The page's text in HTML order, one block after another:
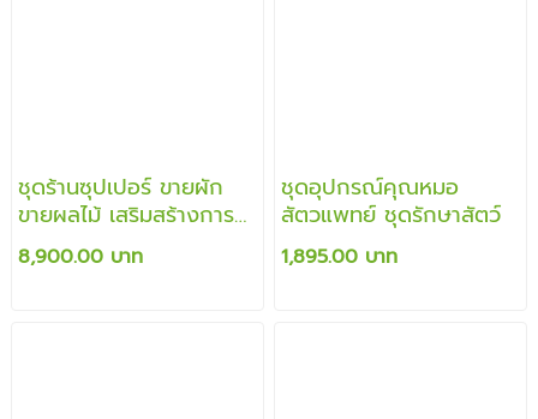
ชุดร้านซุปเปอร์ ขายผัก
ขายผลไม้ เสริมสร้างการ
เล่นสวมบทบาท ด้านความ
คิดสร้างสรรค์ และ
8,900.00 บาท
ชุดอุปกรณ์คุณหมอ
สัตวแพทย์ ชุดรักษาสัตว์
1,895.00 บาท